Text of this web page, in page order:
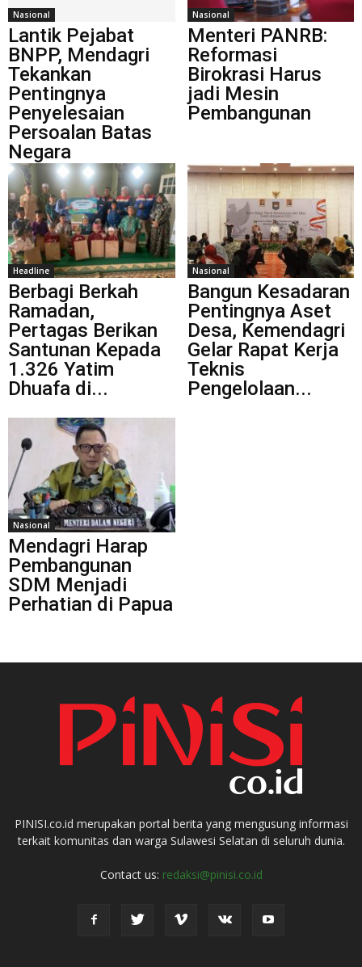
Nasional
Lantik Pejabat
BNPP, Mendagri
Tekankan
Pentingnya
Penyelesaian
Persoalan Batas
Negara
Nasional
Menteri PANRB:
Reformasi
Birokrasi Harus
jadi Mesin
Pembangunan
Headline
Berbagi Berkah
Ramadan,
Pertagas Berikan
Santunan Kepada
1.326 Yatim
Dhuafa di...
Nasional
Bangun Kesadaran
Pentingnya Aset
Desa, Kemendagri
Gelar Rapat Kerja
Teknis
Pengelolaan...
Nasional
Mendagri Harap
Pembangunan
SDM Menjadi
Perhatian di Papua
PINISI.co.id merupakan portal berita yang mengusung informasi
terkait komunitas dan warga Sulawesi Selatan di seluruh dunia.
Contact us: redaksi@pinisi.co.id